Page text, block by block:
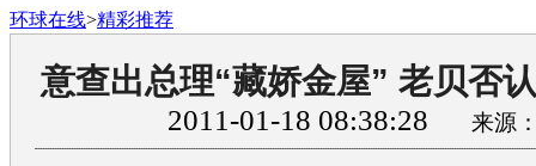
环球在线>精彩推荐
意查出总理“藏娇金屋” 老贝否
2011-01-18 08:38:28 来源